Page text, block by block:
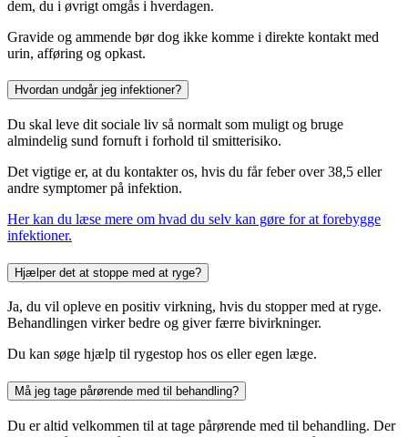
dem, du i øvrigt omgås i hverdagen.
Gravide og ammende bør dog ikke komme i direkte kontakt med
urin, afføring og opkast.
Hvordan undgår jeg infektioner?
Du skal leve dit sociale liv så normalt som muligt og bruge
almindelig sund fornuft i forhold til smitterisiko.
Det vigtige er, at du kontakter os, hvis du får feber over 38,5 eller
andre symptomer på infektion.
Her kan du læse mere om hvad du selv kan gøre for at forebygge
infektioner.
Hjælper det at stoppe med at ryge?
Ja, du vil opleve en positiv virkning, hvis du stopper med at ryge.
Behandlingen virker bedre og giver færre bivirkninger.
Du kan søge hjælp til rygestop hos os eller egen læge.
Må jeg tage pårørende med til behandling?
Du er altid velkommen til at tage pårørende med til behandling. Der